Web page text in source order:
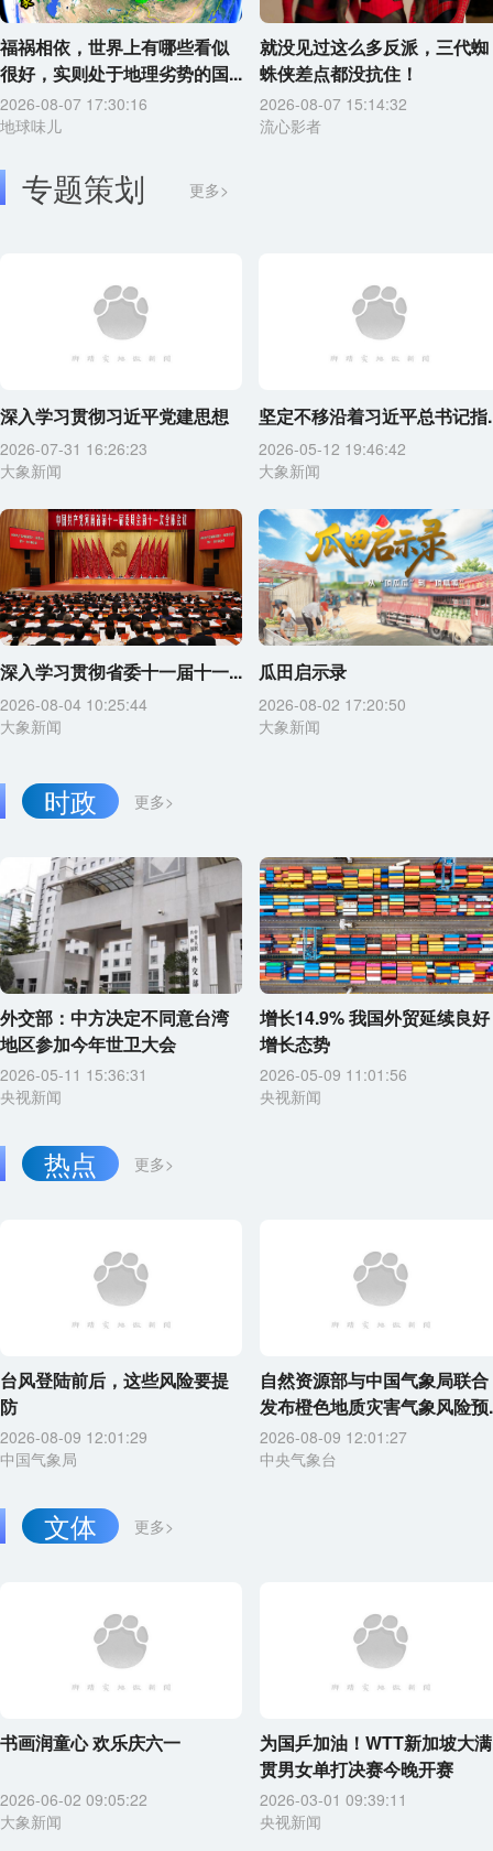
福祸相依，世界上有哪些看似
很好，实则处于地理劣势的国...
2026-08-07 17:30:16
地球味儿
就没见过这么多反派，三代蜘
蛛侠差点都没抗住！
2026-08-07 15:14:32
流心影者
专题策划 更多>
深入学习贯彻习近平党建思想
2026-07-31 16:26:23
大象新闻
坚定不移沿着习近平总书记指
2026-05-12 19:46:42
大象新闻
深入学习贯彻省委十一届十一...
2026-08-04 10:25:44
大象新闻
瓜田启示录
2026-08-02 17:20:50
大象新闻
更多>
时政
外交部：中方决定不同意台湾
地区参加今年世卫大会
2026-05-11 15:36:31
央视新闻
增长14.9% 我国外贸延续良好
增长态势
2026-05-09 11:01:56
央视新闻
更多>
热点
台风登陆前后，这些风险要提
防
2026-08-09 12:01:29
中国气象局
自然资源部与中国气象局联合
发布橙色地质灾害气象风险预
2026-08-09 12:01:27
中央气象台
更多>
文体
书画润童心 欢乐庆六一
2026-06-02 09:05:22
大象新闻
为国乒加油！WTT新加坡大满
贯男女单打决赛今晚开赛
2026-03-01 09:39:11
央视新闻